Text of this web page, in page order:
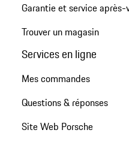
Garantie et service
Trouver un magasin
Services en ligne
Mes commandes
Questions & réponses
Site Web Porsche